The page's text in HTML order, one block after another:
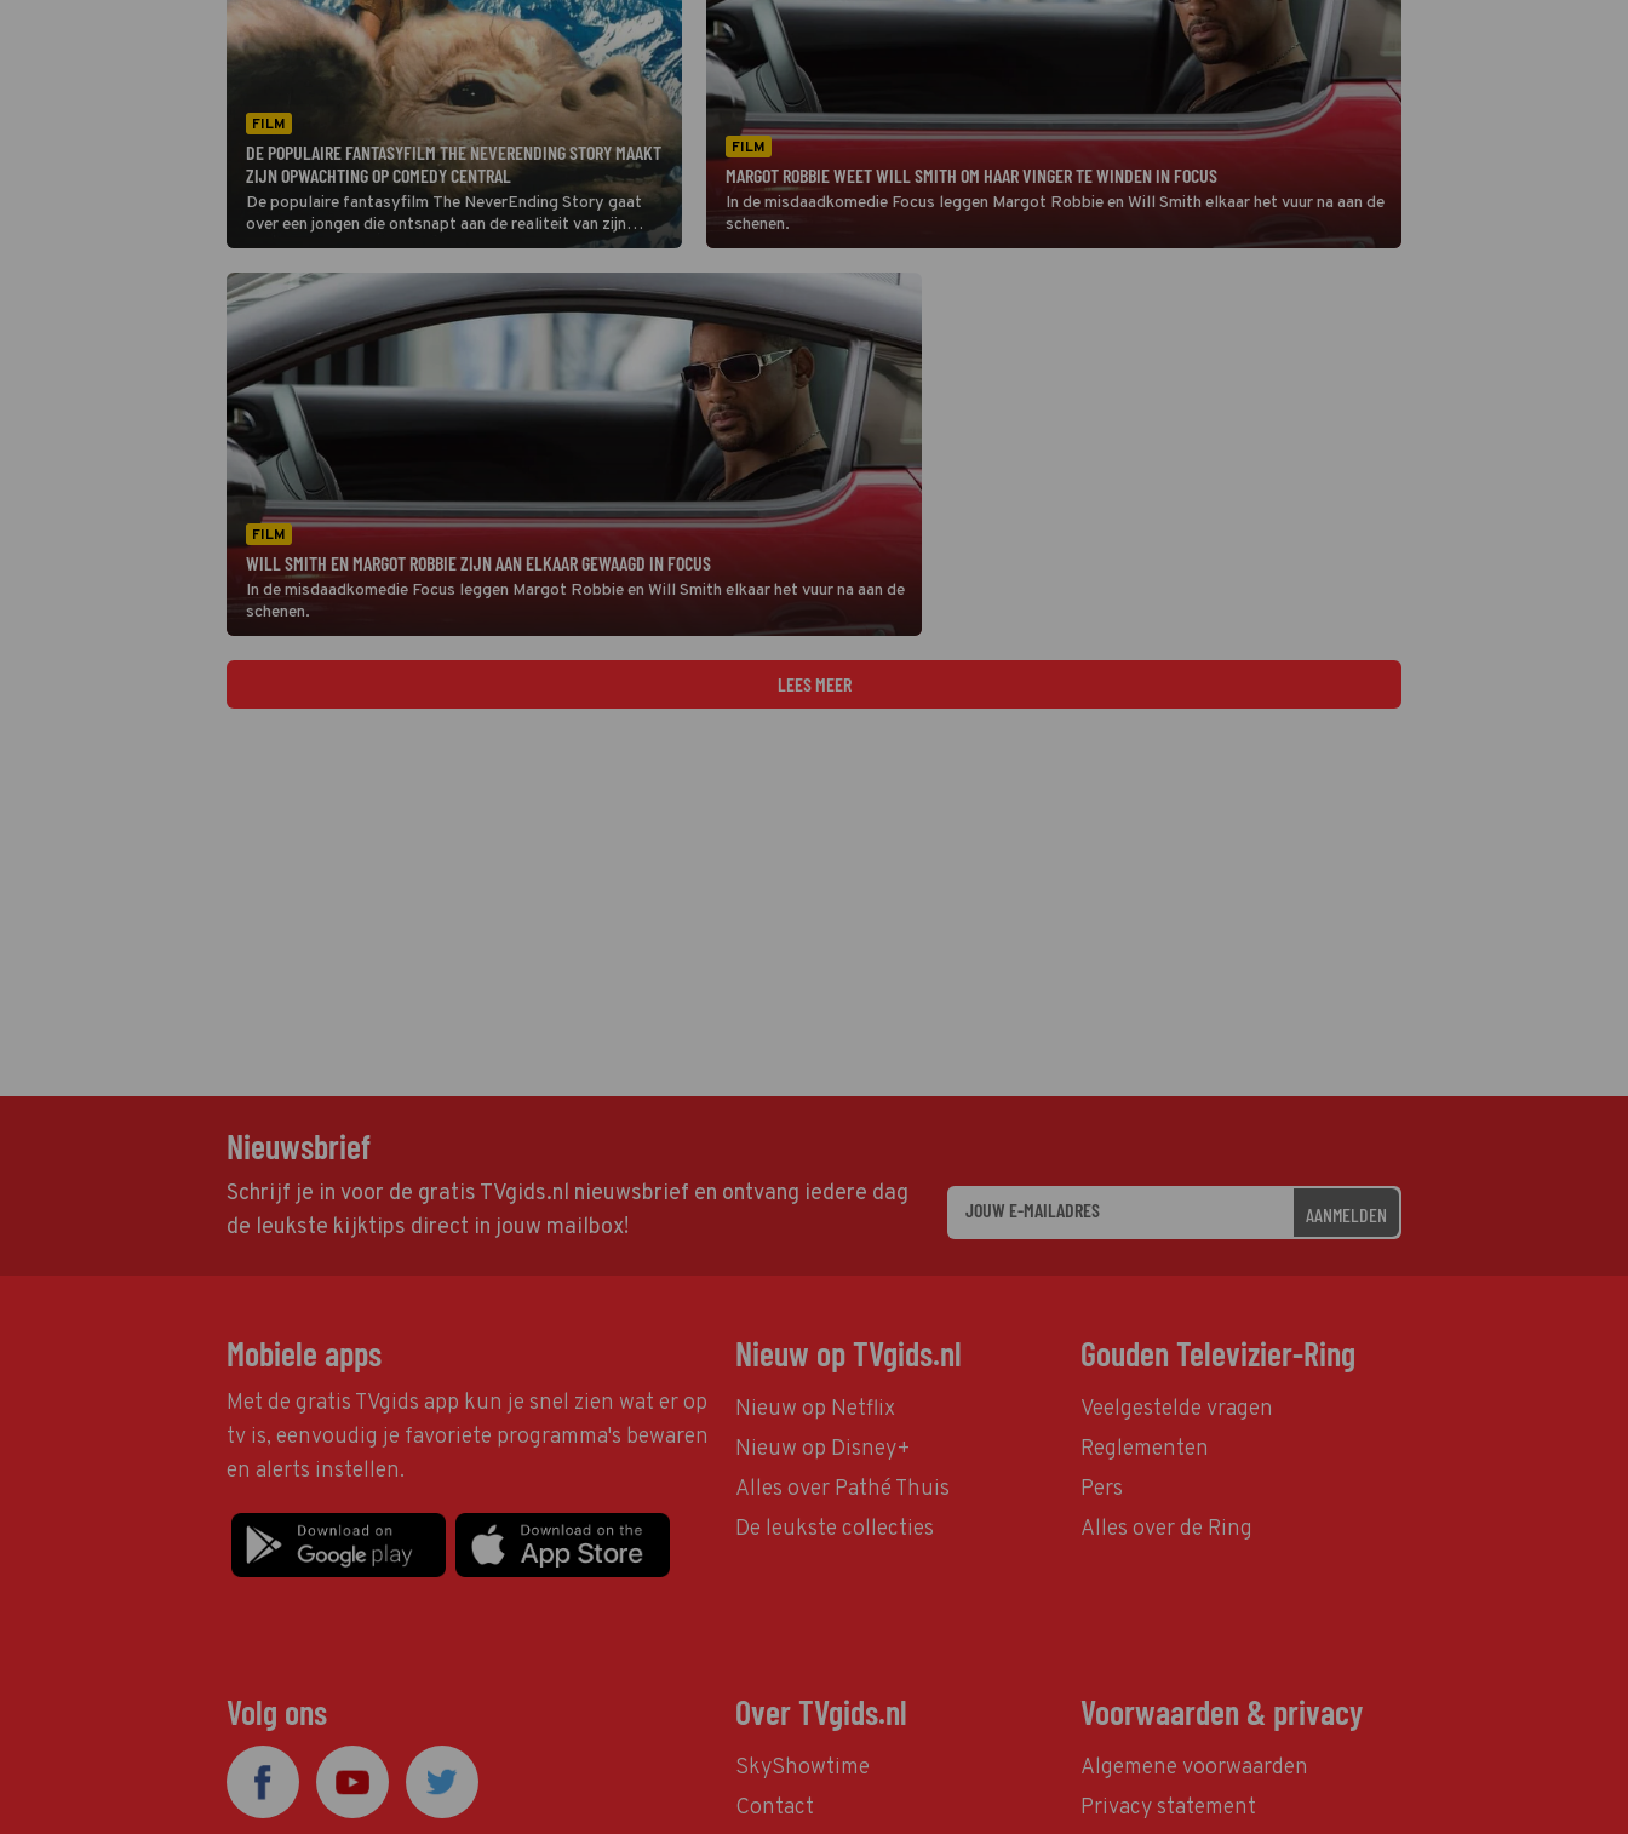
FILM
DE POPULAIRE FANTASYFILM THE NEVERENDING STORY MAAKT
ZIJN OPWACHTING OP COMEDY CENTRAL
De populaire fantasyfilm The NeverEnding Story gaat
over een jongen die ontsnapt aan de realiteit van zijn
verdrietige leven door een mysterieus boek over een
magische wereld vol wonderlijke wezens te lezen.
FILM
MARGOT ROBBIE WEET WILL SMITH OM HAAR VINGER TE WINDEN IN FOCUS
In de misdaadkomedie Focus leggen Margot Robbie en Will Smith elkaar het vuur na aan de
schenen.
FILM
WILL SMITH EN MARGOT ROBBIE ZIJN AAN ELKAAR GEWAAGD IN FOCUS
In de misdaadkomedie Focus leggen Margot Robbie en Will Smith elkaar het vuur na aan de
schenen.
LEES MEER
Nieuwsbrief
Schrijf je in voor de gratis TVgids.nl nieuwsbrief en ontvang iedere dag
de leukste kijktips direct in jouw mailbox!
AANMELDEN
Mobiele apps
Met de gratis TVgids app kun je snel zien wat er op
tv is, eenvoudig je favoriete programma's bewaren
en alerts instellen.
Nieuw op TVgids.nl
Nieuw op Netflix
Nieuw op Disney+
Alles over Pathé Thuis
De leukste collecties
Gouden Televizier-Ring
Veelgestelde vragen
Reglementen
Pers
Alles over de Ring
Volg ons Over TVgids.nl
SkyShowtime
Contact
Voorwaarden & privacy
Algemene voorwaarden
Privacy statement